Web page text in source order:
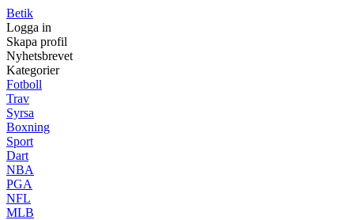
Betik
Logga in
Skapa profil
Nyhetsbrevet
Kategorier
Fotboll
Trav
Syrsa
Boxning
Sport
Dart
NBA
PGA
NFL
MLB